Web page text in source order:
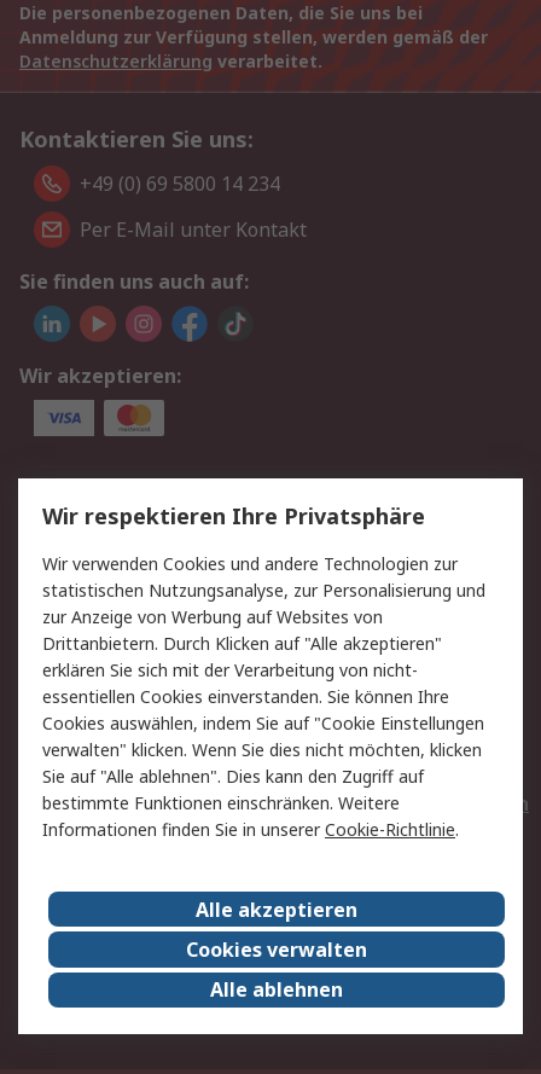
Die personenbezogenen Daten, die Sie uns bei
Anmeldung zur Verfügung stellen, werden gemäß der
Datenschutzerklärung verarbeitet.
Kontaktieren Sie uns:
+49 (0) 69 5800 14 234
Per E-Mail unter Kontakt
Sie finden uns auch auf:
Wir akzeptieren:
Service
Value Added Services
Lieferlösungen
Rücksendungen
Kontakt
Hilfe
Privatkunden
Rechtliches
AGB
Datenschutz
Cookie-Richtlinie
Zahlungsbedingungen
Copyright/Impressum
Entsorgung
Elektrogeräte/Batterien
RS weltweit
Karriere bei RS
Nachhaltigkeit
Qualität/Umwelt/ZertifikatePresse-Center
Event-Center
Wir respektieren Ihre Privatsphäre
Wir verwenden Cookies und andere Technologien zur
statistischen Nutzungsanalyse, zur Personalisierung und
zur Anzeige von Werbung auf Websites von
Drittanbietern. Durch Klicken auf "Alle akzeptieren"
erklären Sie sich mit der Verarbeitung von nicht-
essentiellen Cookies einverstanden. Sie können Ihre
Cookies auswählen, indem Sie auf "Cookie Einstellungen
verwalten" klicken. Wenn Sie dies nicht möchten, klicken
Sie auf "Alle ablehnen". Dies kann den Zugriff auf
bestimmte Funktionen einschränken. Weitere
Informationen finden Sie in unsererCookie-Richtlinie.
Alle akzeptieren
Cookies verwalten
Alle ablehnen